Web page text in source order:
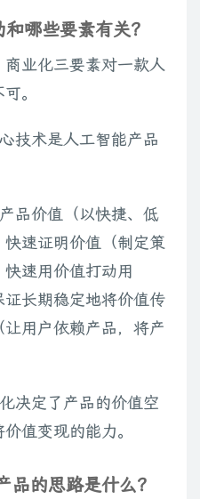
哪些要素有关？
业化三要素对一款人
。
技术是人工智能产品
品价值（以快捷、低
速证明价值（制定策
速用价值打动用
长期稳定地将价值传
用户依赖产品，将产
决定了产品的价值空
值变现的能力。
的思路是什么？